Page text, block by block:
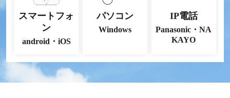
スマートフォ
ン
android・iOS
パソコン
Windows
IP電話
Panasonic・NA
KAYO